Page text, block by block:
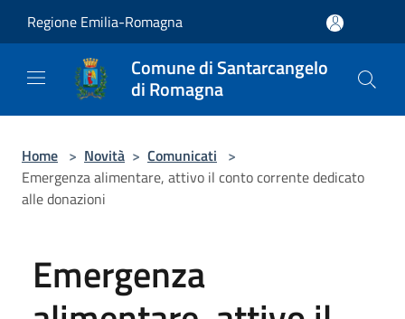
Regione Emilia-Romagna
Comune di Santarcangelo
di Romagna
Home > Novità > Comunicati >
Emergenza alimentare, attivo il conto corrente dedicato
alle donazioni
Emergenza